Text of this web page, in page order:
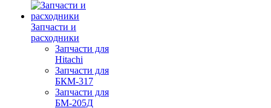
Запчасти и
расходники
Запчасти для
Hitachi
Запчасти для
БКМ-317
Запчасти для
БМ-205Д